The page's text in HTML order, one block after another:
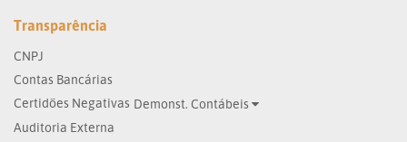
Transparência
CNPJ
Contas Bancárias
Certidões Negativas Demonst. Contábeis
Auditoria Externa